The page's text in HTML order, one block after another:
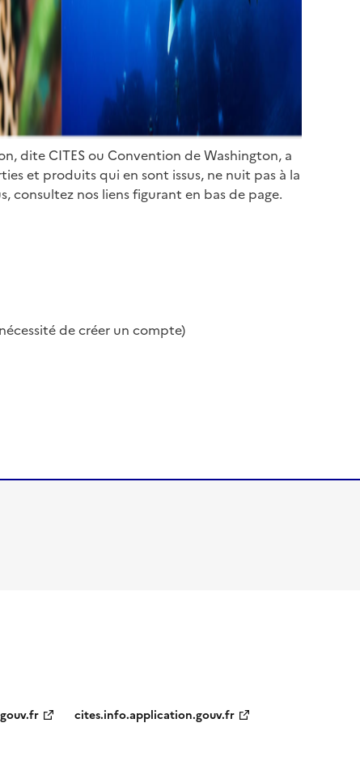
dite CITES ou Convention de Washington, a
et produits qui en sont issus, ne nuit pas à la
consultez nos liens figurant en bas de page.
de créer un compte)
cites.info.application.gouv.fr